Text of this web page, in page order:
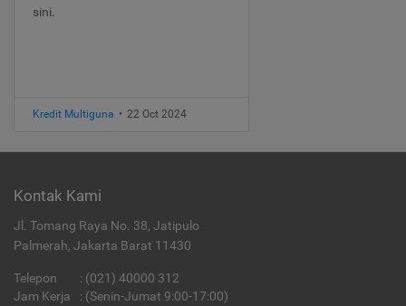
sini.
Kredit Multiguna • 22 Oct 2024
Kontak Kami
Jl. Tomang Raya No. 38, Jatipulo
Palmerah, Jakarta Barat 11430
Telepon : (021) 40000 312
Jam Kerja
: (Senin-Jumat 9:00-17:00)